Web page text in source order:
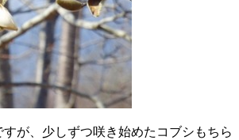
が、少しずつ咲き始めたコブシもちら